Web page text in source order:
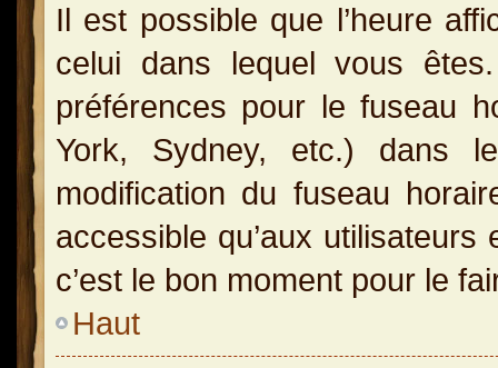
Il est possible que l’heure
celui dans lequel vous
préférences pour le fuseau
York, Sydney, etc.) dans
modification du fuseau
accessible qu’aux
c’est le bon moment pour le
Haut